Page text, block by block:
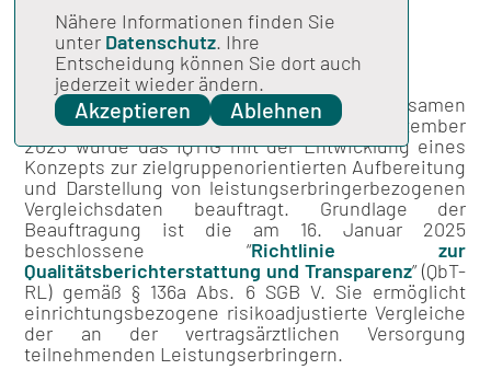
Vergleichsdaten:
Abschlussbericht
Durch denBeschlussdes Gemeinsamen
Bundesausschusses (G-BA) vom 6. September
2023 wurde das IQTIG mit der Entwicklung eines
Konzepts zur zielgruppenorientierten Aufbereitung
und Darstellung von leistungserbringerbezogenen
Vergleichsdaten beauftragt. Grundlage der
Beauftragung ist die am 16. Januar 2025
beschlossene “Richtlinie zur
Qualitätsberichterstattung und Transparenz” (QbT-
RL) gemäß § 136a Abs. 6 SGB V. Sie ermöglicht
einrichtungsbezogene risikoadjustierte Vergleiche
der an der vertragsärztlichen Versorgung
teilnehmenden Leistungserbringern.
Nähere Informationen finden Sie
unter Datenschutz. Ihre
Entscheidung können Sie dort auch
jederzeit wieder ändern.
Akzeptieren Ablehnen